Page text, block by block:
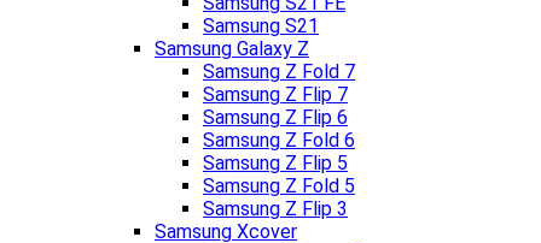
Samsung S21
Samsung Galaxy Z
Samsung Z Fold 7
Samsung Z Flip 7
Samsung Z Flip 6
Samsung Z Fold 6
Samsung Z Flip 5
Samsung Z Fold 5
Samsung Z Flip 3
Samsung Xcover